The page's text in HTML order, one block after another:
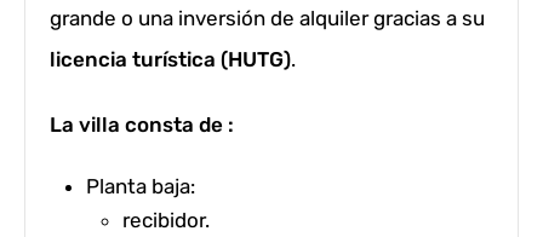
grande o una inversión de alquiler gracias a su
licencia turística (HUTG).
La villa consta de :
Planta baja:
recibidor.